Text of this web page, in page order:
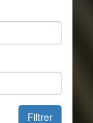
Filtrer